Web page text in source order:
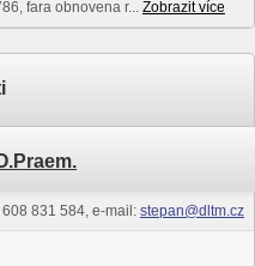
fara obnovena r... Zobrazit více
831 584, e-mail: stepan@dltm.cz